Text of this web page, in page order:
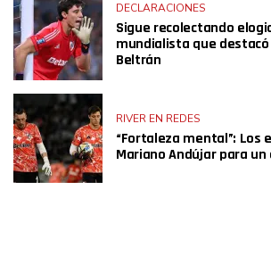
DECLARACIONES
Sigue recolectando
mundialista que
Beltrán
RIVER EN REDES
“Fortaleza mental”: Los
Mariano Andújar para